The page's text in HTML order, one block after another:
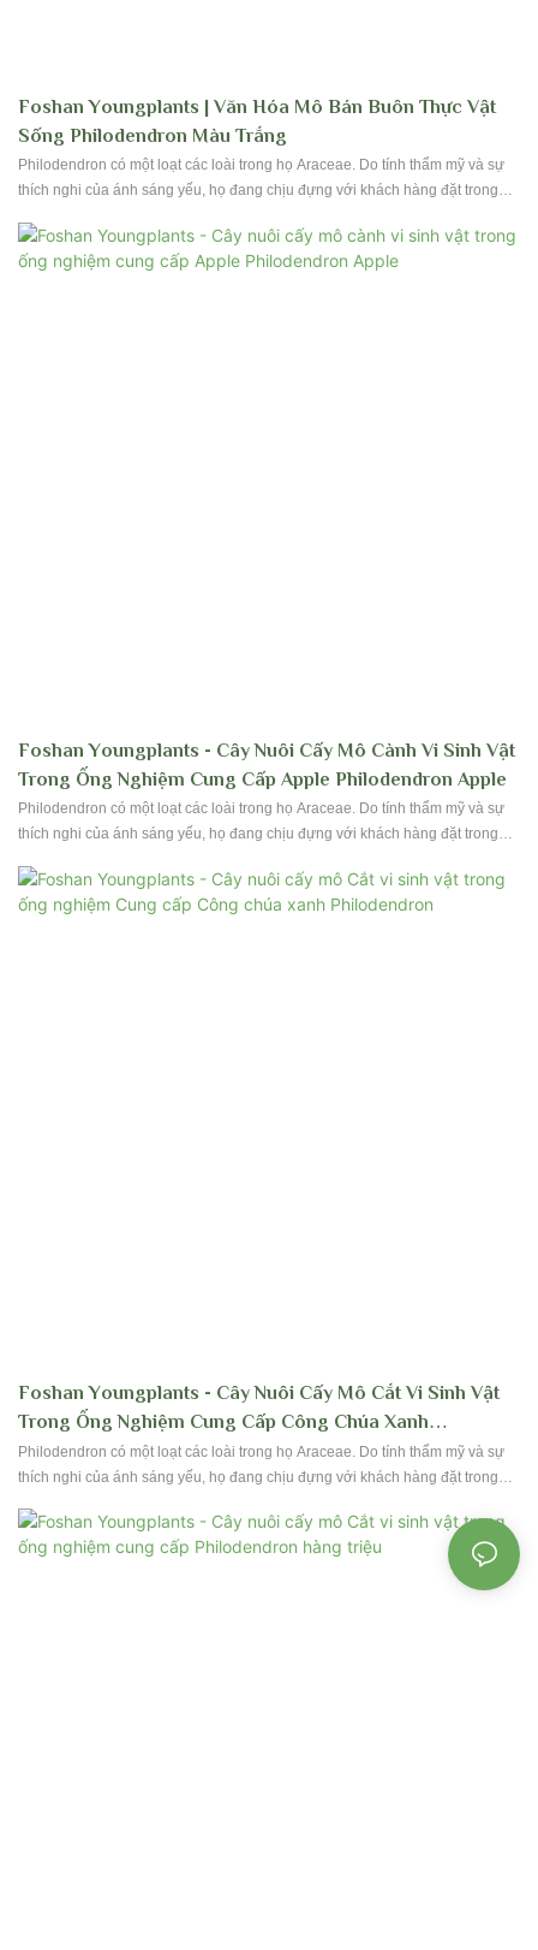
Foshan Youngplants | Văn Hóa Mô Bán Buôn Thực Vật
Sống Philodendron Màu Trắng
Philodendron có một loạt các loài trong họ Araceae. Do tính thẩm mỹ và sự
thích nghi của ánh sáng yếu, họ đang chịu đựng với khách hàng đặt trong
thuộc vào loài. Foshan Youngplants đã sản xuất khoảng 40 loại loài được tìm
kiếm theo sau và chúng tôi vẫn tiếp tục khám phá cho nhiều loài hơn. Liên
Foshan Youngplants - Cây Nuôi Cấy Mô Cành Vi Sinh Vật
Trong Ống Nghiệm Cung Cấp Apple Philodendron Apple
Philodendron có một loạt các loài trong họ Araceae. Do tính thẩm mỹ và sự
thích nghi của ánh sáng yếu, họ đang chịu đựng với khách hàng đặt trong
thuộc vào loài. Foshan Youngplants đã sản xuất khoảng 40 loại loài được tìm
kiếm theo sau và chúng tôi vẫn tiếp tục khám phá cho nhiều loài hơn. Liên
Foshan Youngplants - Cây Nuôi Cấy Mô Cắt Vi Sinh Vật
Trong Ống Nghiệm Cung Cấp Công Chúa Xanh
Philodendron
Philodendron có một loạt các loài trong họ Araceae. Do tính thẩm mỹ và sự
thích nghi của ánh sáng yếu, họ đang chịu đựng với khách hàng đặt trong
thuộc vào loài. Foshan Youngplants đã sản xuất khoảng 40 loại loài được tìm
kiếm theo sau và chúng tôi vẫn tiếp tục khám phá cho nhiều loài hơn. Liên